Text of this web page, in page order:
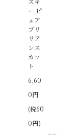
ー ピ
ュア
ブリ
リア
ンス
カッ
ト
6,60
0円
(税60
0円)